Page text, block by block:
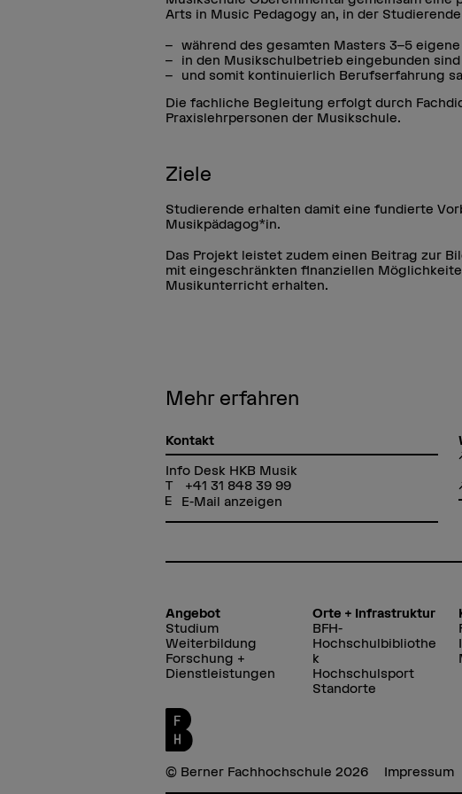
Arts in Music Pedagogy an, in der Studierende
während des gesamten Masters 3–5
in den Musikschulbetrieb eingebunden sind
und somit kontinuierlich Berufserfahrung
Die fachliche Begleitung erfolgt durch
Praxislehrpersonen der Musikschule.
Ziele
Studierende erhalten damit eine fundierte
Musikpädagog*in.
Das Projekt leistet zudem einen Beitrag zur
mit eingeschränkten finanziellen
Musikunterricht erhalten.
Mehr erfahren
Kontakt
Info Desk HKB Musik
+41 31 848 39 99
E-Mail anzeigen
Angebot
Studium
Weiterbildung
Forschung +
Dienstleistungen
Orte + Infrastruktur
BFH-
Hochschulbibliothe
k
Hochschulsport
Standorte
© Berner Fachhochschule 2026 Impressum